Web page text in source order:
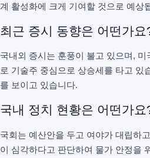
계 활성화에 크게 기여할 것으로 예상
최근 증시 동향은 어떤가요
국내외 증시는 훈풍이 불고 있으며,
로 기술주 중심으로 상승세를 타고 있
를 보이고 있습니다.
국내 정치 현황은 어떤가요
국회는 예산안을 두고 여야가 대립하
이 심각하다고 판단하여 물가 안정을